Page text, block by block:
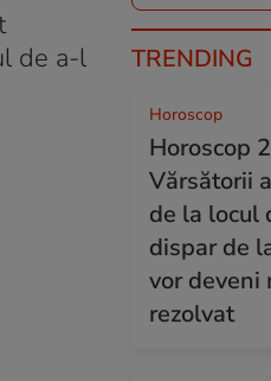
de a-l
TRENDING
Horoscop
Horoscop
Vărsătorii
de la locul
dispar de
vor deveni
rezolvat